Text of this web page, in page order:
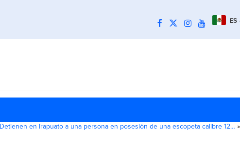
ES
Detienen en Irapuato a una persona en posesión de una escopeta calibre 12… »